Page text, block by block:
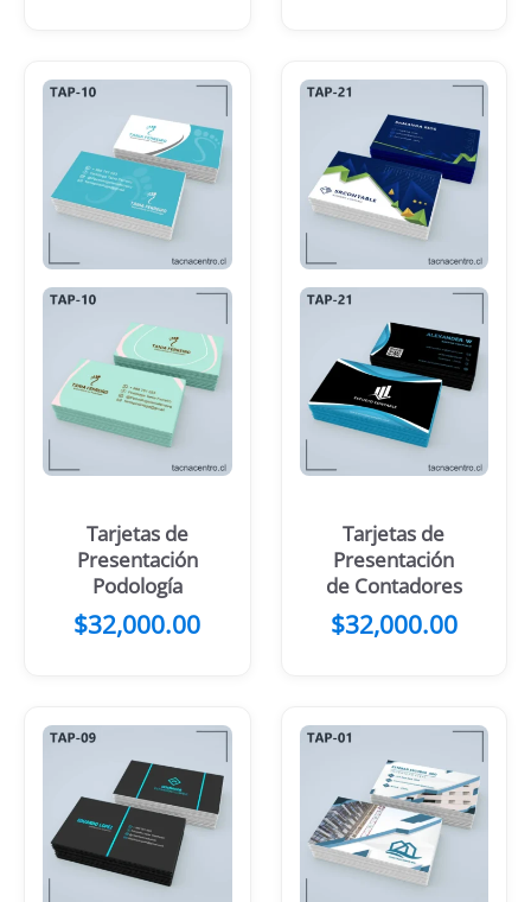
Tarjetas de
Presentación
Podología
$32,000.00
Tarjetas de
Presentación
de Contadores
$32,000.00